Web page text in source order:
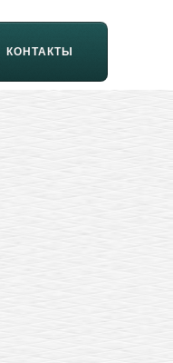
КОНТАКТЫ